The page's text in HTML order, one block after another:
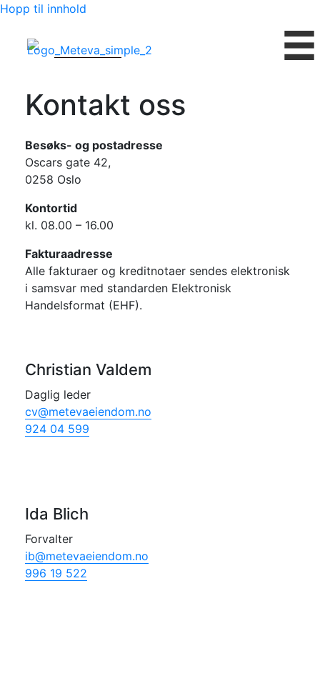
Hopp til innhold
Kontakt oss
Besøks- og postadresse
Oscars gate 42,
0258 Oslo
Kontortid
kl. 08.00 – 16.00
Fakturaadresse
Alle fakturaer og kreditnotaer sendes elektronisk
i samsvar med standarden Elektronisk
Handelsformat (EHF).
Christian Valdem
Daglig leder
cv@metevaeiendom.no
924 04 599
Ida Blich
Forvalter
ib@metevaeiendom.no
996 19 522